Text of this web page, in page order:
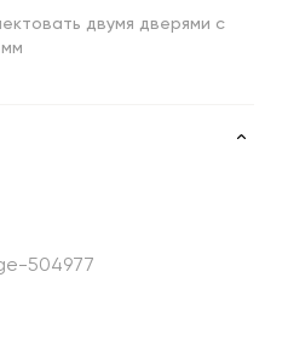
двумя дверями с